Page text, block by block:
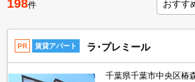
198件
PR 賃貸アパート ラ･プレミール
千葉県千葉市中央区椿